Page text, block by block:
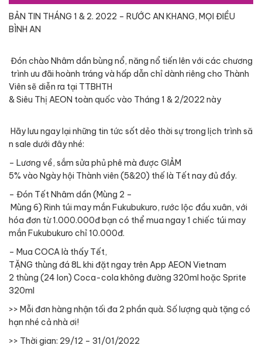
BẢN TIN THÁNG 1 & 2. 2022 – RƯỚC AN KHANG, MỌI ĐIỀU
BÌNH AN
Đón chào Nhâm dần bùng nổ, năng nổ tiến lên với các chương
trình ưu đãi hoành tráng và hấp dẫn chỉdành riêng cho Thành
Viên sẽ diễn ra tại TTBHTH
&Siêu Thị AEON toàn quốc vào Tháng 1 & 2/2022 này
Hãylưu ngaylại những tin tức sốtdẻo thời sự trong lịch trình să
n sale dưới đâynhé:
– Lương về, sắm sửa phủphê mà được GIẢM
5% vào Ngàyhội Thành viên (5&20) thế là Tếtnay đủ đầy.
– Đón TếtNhâm dần (Mùng 2 –
Mùng 6) Rinh túi maymắn Fukubukuro, rước lộc đầu xuân, với
hóa đơn từ 1.000.000đbạn có thể mua ngay 1 chiếc túi may
mắn Fukubukuro chỉ 10.000đ.
– Mua COCAlà thấy Tết,
TẶNG thùng đá 8Lkhi đặtngay trên App AEON Vietnam
2 thùng (24 lon) Coca-cola không đường 320ml hoặc Sprite
320ml
>> Mỗi đơn hàng nhận tối đa 2 phần quà. Sốlượng quà tặng có
hạn nhé cảnhà ơi!
>> Thời gian: 29/12 – 31/01/2022